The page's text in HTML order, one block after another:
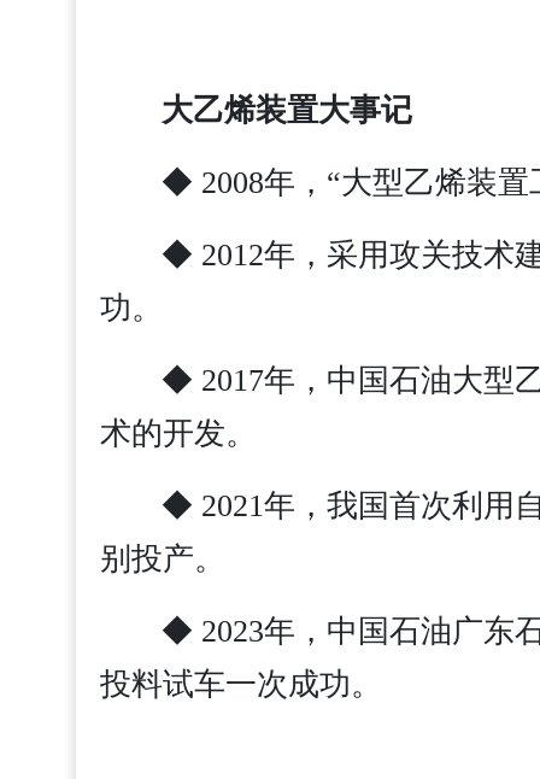
大乙烯装置大事记
◆ 2008年，“大型乙烯装
◆ 2012年，采用攻关技术
功。
◆ 2017年，中国石油大型
术的开发。
◆ 2021年，我国首次利用
别投产。
◆ 2023年，中国石油广东
投料试车一次成功。